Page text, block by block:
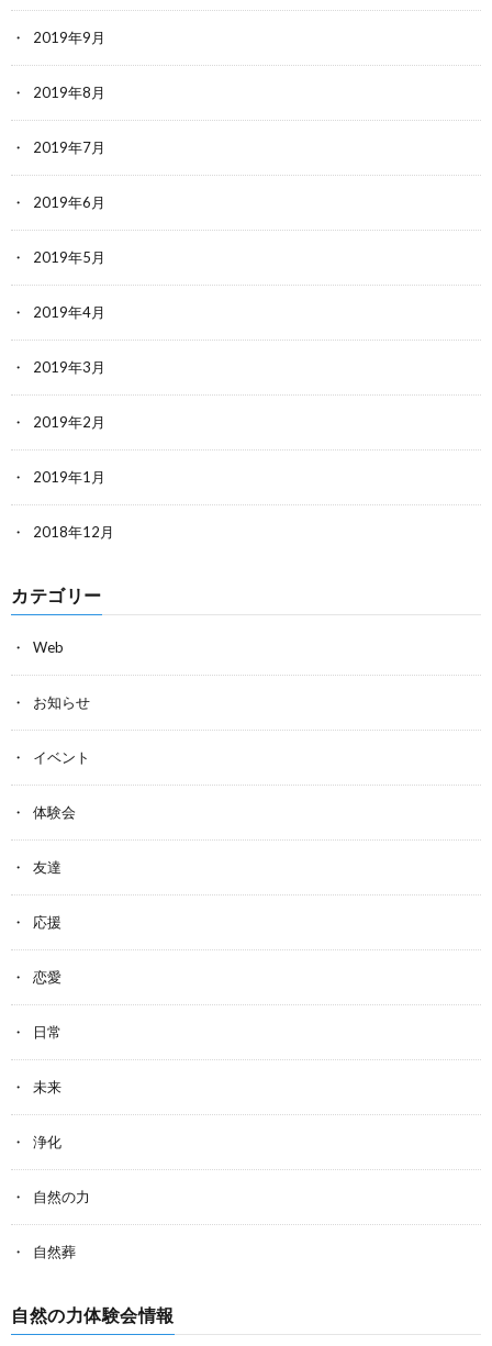
2019年9月
2019年8月
2019年7月
2019年6月
2019年5月
2019年4月
2019年3月
2019年2月
2019年1月
2018年12月
カテゴリー
Web
お知らせ
イベント
体験会
友達
応援
恋愛
日常
未来
浄化
自然の力
自然葬
自然の力体験会情報